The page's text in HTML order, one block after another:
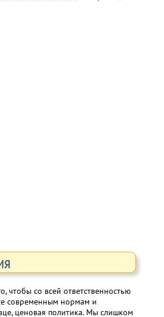
чтобы со всей ответственностью
современным нормам и
ценовая политика. Мы слишком